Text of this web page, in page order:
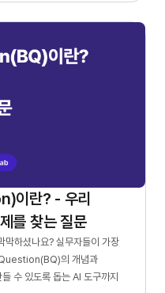
이란? - 우리
를 찾는 질문
막하셨나요? 실무자들이 가장
의 개념과
수 있도록 돕는 AI 도구까지